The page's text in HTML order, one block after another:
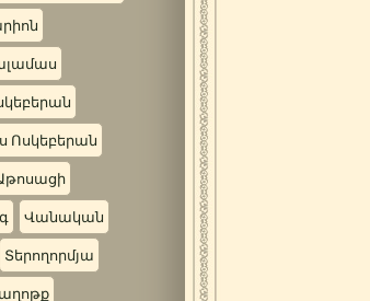
Ոսկեբերան
Վանական
Տերողորմյա